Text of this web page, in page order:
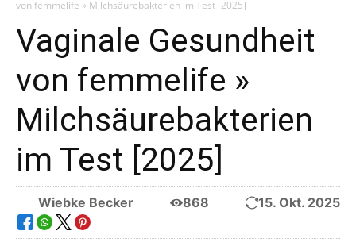
von femmelife » Milchsäurebakterien im Test [2025]
Vaginale Gesundheit
von femmelife »
Milchsäurebakterien
im Test [2025]
Wiebke Becker 868 15. Okt. 2025